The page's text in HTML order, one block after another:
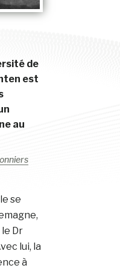
de
est
au
se
Dr
lui, la
à